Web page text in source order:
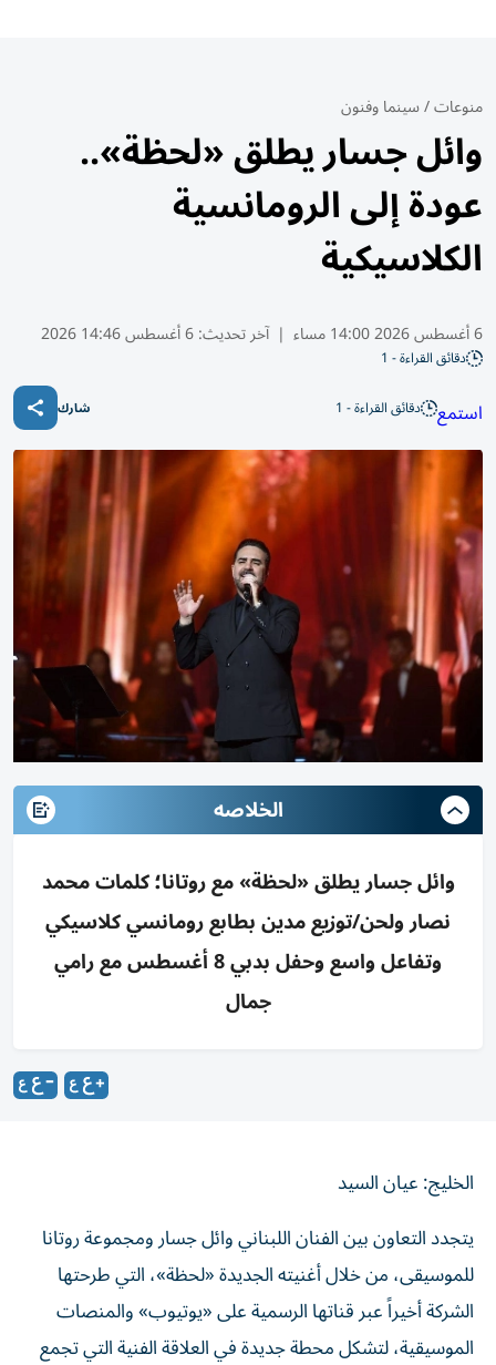
منوعات/سينما وفنون
وائل جسار يطلق «لحظة»..
عودة إلى الرومانسية
الكلاسيكية
6 أغسطس 2026 14:00 مساء | آخر تحديث:6 أغسطس 14:46 2026
دقائق القراءة - 1
استمع دقائق القراءة - 1 شارك
الخلاصه
وائل جسار يطلق «لحظة» مع روتانا؛ كلمات محمد
نصار ولحن/توزيع مدين بطابع رومانسي كلاسيكي
وتفاعل واسع وحفل بدبي 8 أغسطس مع رامي
جمال
للموسيقى، من خلال أغنيته الجديدة «لحظة»، التي طرحتها
الشركة أخيراً عبر قناتها الرسمية على «يوتيوب» والمنصات
الموسيقية، لتشكل محطة جديدة في العلاقة الفنية التي تجمع